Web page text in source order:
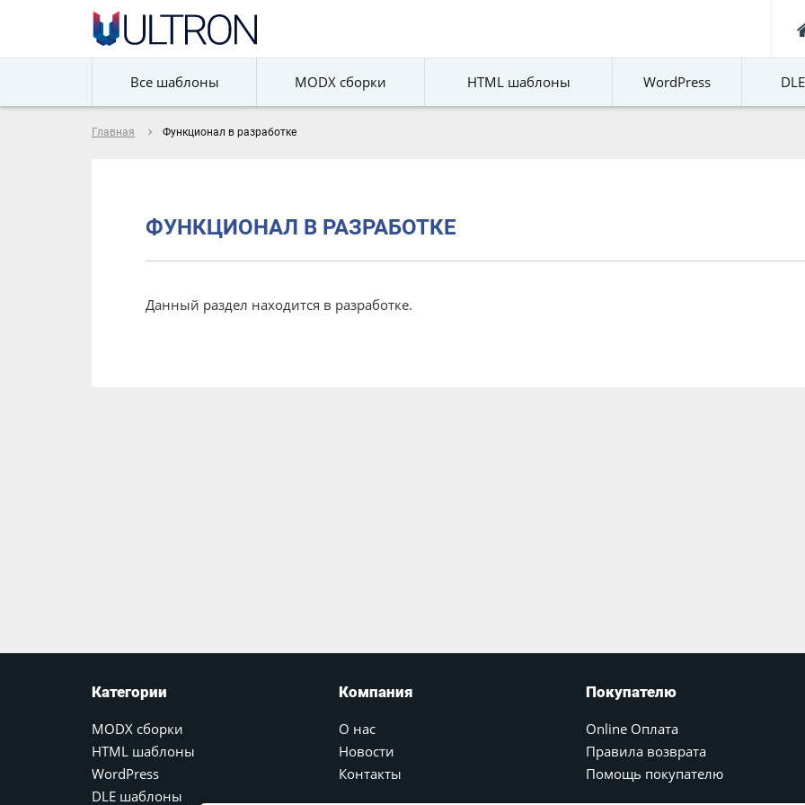
Все шаблоны MODX сборки HTML шаблоны WordPress
Главная navigate_next Функционал в разработке
ФУНКЦИОНАЛ В РАЗРАБОТКЕ
Данный раздел находится в разработке.
Категории
MODX сборки
HTML шаблоны
WordPress
DLE шаблоны
Компания
О нас
Новости
Контакты
Покупателю
Online Оплата
Правила возврата
Помощь покупателю